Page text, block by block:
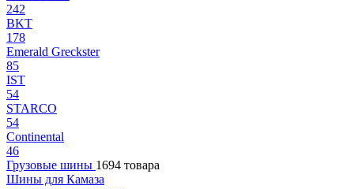
242
BKT
178
Emerald Greckster
85
IST
54
STARCO
54
Continental
46
Грузовые шины 1694 товара
Шины для Камаза